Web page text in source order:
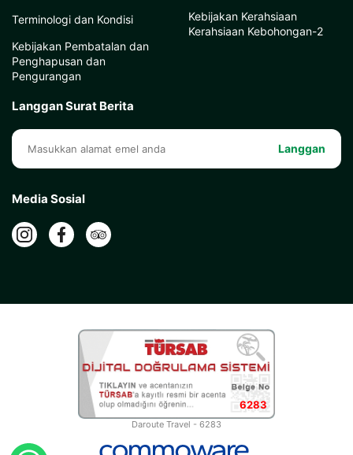
Terminologi dan Kondisi
Kebijakan Pembatalan dan
Penghapusan dan
Pengurangan
Kebijakan Kerahsiaan
Kerahsiaan Kebohongan-2
Langgan Surat Berita
Langgan
Media Sosial
6283
Daroute Travel - 6283